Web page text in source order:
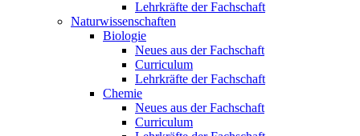
Lehrkräfte der Fachschaft
Naturwissenschaften
Biologie
Neues aus der Fachschaft
Curriculum
Lehrkräfte der Fachschaft
Chemie
Neues aus der Fachschaft
Curriculum